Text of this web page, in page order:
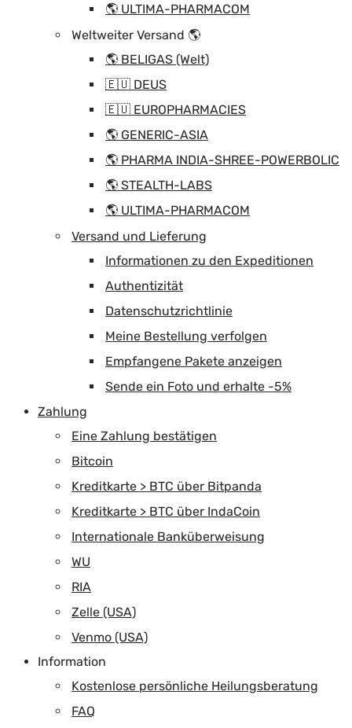
🌎 ULTIMA-PHARMACOM
Weltweiter Versand 🌎
🌎 BELIGAS (Welt)
🇪🇺 DEUS
🇪🇺 EUROPHARMACIES
🌎 GENERIC-ASIA
🌎 PHARMA INDIA-SHREE-POWERBOLIC
🌎 STEALTH-LABS
🌎 ULTIMA-PHARMACOM
Versand und Lieferung
Informationen zu den Expeditionen
Authentizität
Datenschutzrichtlinie
Meine Bestellung verfolgen
Empfangene Pakete anzeigen
Sende ein Foto und erhalte -5%
Zahlung
Eine Zahlung bestätigen
Bitcoin
Kreditkarte > BTC über Bitpanda
Kreditkarte > BTC über IndaCoin
Internationale Banküberweisung
WU
RIA
Zelle (USA)
Venmo (USA)
Information
Kostenlose persönliche Heilungsberatung
FAQ